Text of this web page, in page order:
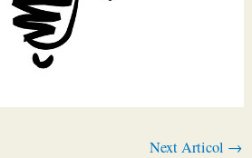
Next Articol →